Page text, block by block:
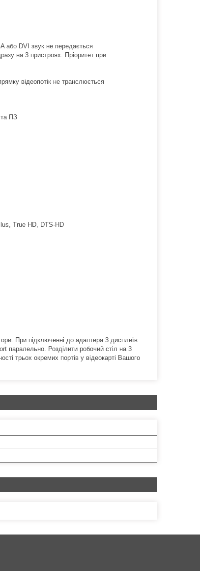
або DVI звук не передається
на 3 пристроях. Пріоритет при
відеопотік не транслюється
та ПЗ
True HD, DTS-HD
При підключенні до адаптера 3 дисплеїв
паралельно. Розділити робочий стіл на 3
трьох окремих портів у відеокарті Вашого